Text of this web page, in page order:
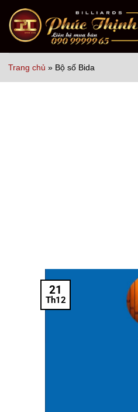
qua
Trang chủ » Bộ số Bida
21
Th12